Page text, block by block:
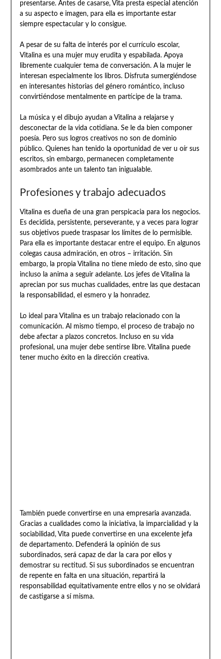
presentarse. Antes de casarse, Vita presta especial atención
a su aspecto e imagen, para ella es importante estar
siempre espectacular y lo consigue.
A pesar de su falta de interés por el currículo escolar,
Vitalina es una mujer muy erudita y espabilada. Apoya
libremente cualquier tema de conversación. A la mujer le
interesan especialmente los libros. Disfruta sumergiéndose
en interesantes historias del género romántico, incluso
convirtiéndose mentalmente en partícipe de la trama.
La música y el dibujo ayudan a Vitalina a relajarse y
desconectar de la vida cotidiana. Se le da bien componer
poesía. Pero sus logros creativos no son de dominio
público. Quienes han tenido la oportunidad de ver u oír sus
escritos, sin embargo, permanecen completamente
asombrados ante un talento tan inigualable.
Profesiones y trabajo adecuados
Vitalina es dueña de una gran perspicacia para los negocios.
Es decidida, persistente, perseverante, y a veces para lograr
sus objetivos puede traspasar los límites de lo permisible.
Para ella es importante destacar entre el equipo. En algunos
colegas causa admiración, en otros – irritación. Sin
embargo, la propia Vitalina no tiene miedo de esto, sino que
incluso la anima a seguir adelante. Los jefes de Vitalina la
aprecian por sus muchas cualidades, entre las que destacan
la responsabilidad, el esmero y la honradez.
Lo ideal para Vitalina es un trabajo relacionado con la
comunicación. Al mismo tiempo, el proceso de trabajo no
debe afectar a plazos concretos. Incluso en su vida
profesional, una mujer debe sentirse libre. Vitalina puede
tener mucho éxito en la dirección creativa.
También puede convertirse en una empresaria avanzada.
Gracias a cualidades como la iniciativa, la imparcialidad y la
sociabilidad, Vita puede convertirse en una excelente jefa
de departamento. Defenderá la opinión de sus
subordinados, será capaz de dar la cara por ellos y
demostrar su rectitud. Si sus subordinados se encuentran
de repente en falta en una situación, repartirá la
responsabilidad equitativamente entre ellos y no se olvidará
de castigarse a sí misma.